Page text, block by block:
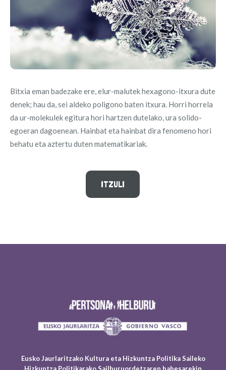
Bitxia eman badezake ere, elur-malutek hexagono-itxura dute
denek; hau da, sei aldeko poligono baten itxura. Horri horrela
da ur-molekulek egitura hori hartzen dutelako, ura solido-
egoeran dagoenean. Hainbat eta hainbat dira fenomeno hori
behatu eta aztertu duten matematikariak.
ITZULI
Eusko Jaurlaritzako Kultura eta Hizkuntza Politika Saileko
Hizkuntza Politikarako Sailburuordetzaren babesarekin